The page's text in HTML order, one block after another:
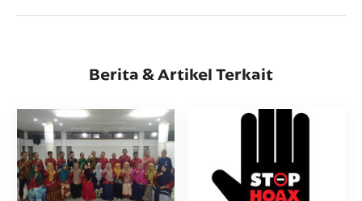
Berita & Artikel Terkait